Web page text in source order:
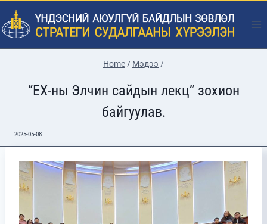
Skip
to
content
Home/ Мэдээ /
“ЕХ-ны Элчин сайдын лекц” зохион
байгуулав.
2025-05-08